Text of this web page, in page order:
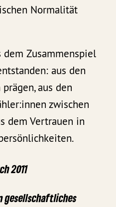
Normalität
Zusammenspiel
aus den
aus den
zwischen
dem Vertrauen in
2011
gesellschaftliches